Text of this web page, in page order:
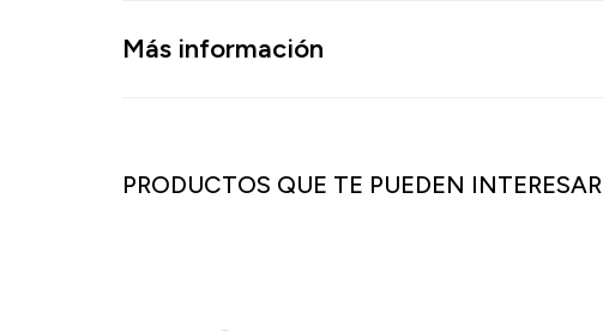
Más información
PRODUCTOS QUE TE PUEDEN INTERESAR